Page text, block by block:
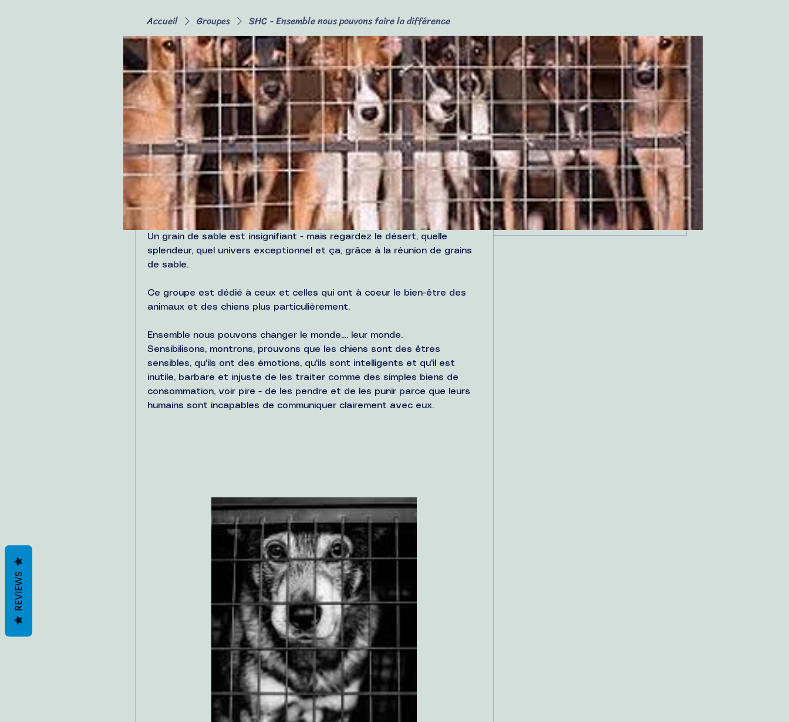
Accueil Groupes SHC - Ensemble nous pouvons faire la différence
SHC - Ensemble nous pouvons faire la différence
Public · 1 Engagés protecteurs
Rejoindre
À propos Discussion Médias Fichiers Membres
Tous les sujets Luttons contre les abandons (1)
Véronique De Luyck
12 juin 2025
Ensemble nous pouvons faire la différence
Un grain de sable est insignifiant - mais regardez le désert, quelle
splendeur, quel univers exceptionnel et ça, grâce à la réunion de grains
de sable.
Ce groupe est dédié à ceux et celles qui ont à coeur le bien-être des
animaux et des chiens plus particulièrement.
Ensemble nous pouvons changer le monde,... leur monde.
Sensibilisons, montrons, prouvons que les chiens sont des êtres
sensibles, qu'ils ont des émotions, qu'ils sont intelligents et qu'il est
inutile, barbare et injuste de les traiter comme des simples biens de
consommation, voir pire - de les pendre et de les punir parce que leurs
humains sont incapables de communiquer clairement avec eux.
Engagés protecteurs
Véronique De Luyck
S'abonner
Voir tous les Engagés protecteurs
REVIEWS